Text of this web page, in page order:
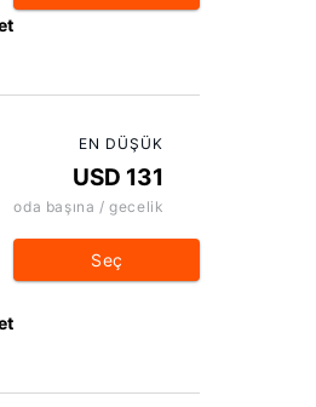
EN DÜŞÜK
USD 131
oda başına / gecelik
Seç